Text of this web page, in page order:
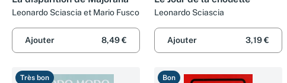
Leonardo Sciascia et Mario Fusco
Ajouter 8,49 €
Leonardo Sciascia
Ajouter 3,19 €
Très bon Bon